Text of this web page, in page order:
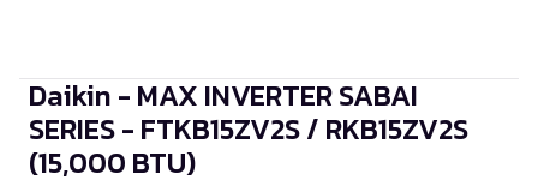
Daikin - MAX INVERTER SABAI
SERIES - FTKB15ZV2S / RKB15ZV2S
(15,000 BTU)